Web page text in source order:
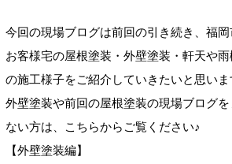
今回の現場ブログは前回の引き続き、福
お客様宅の屋根塗装・外壁塗装・軒天や
の施工様子をご紹介していきたいと思いま
外壁塗装や前回の屋根塗装の現場ブログ
ない方は、こちらからご覧ください♪
【外壁塗装編】